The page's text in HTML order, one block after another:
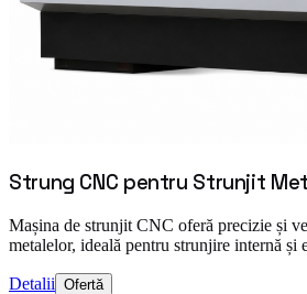
Strung CNC pentru Strunjit
Mașina de strunjit CNC oferă precizie și
metalelor, ideală pentru strunjire internă și
Detalii Ofertă